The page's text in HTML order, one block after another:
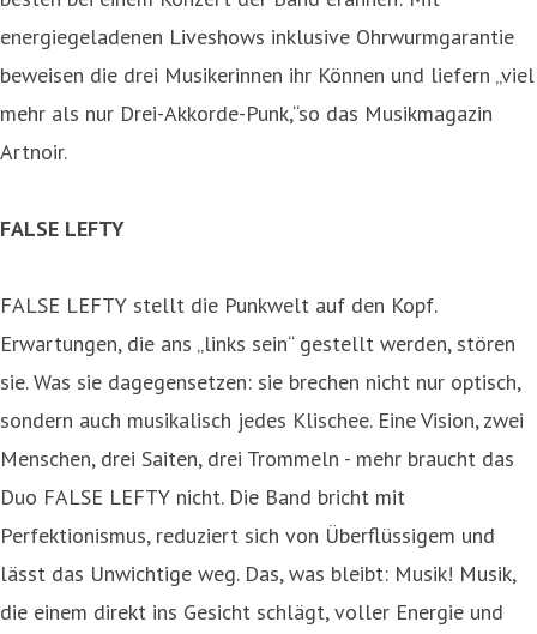
energiegeladenen Liveshows inklusive Ohrwurmgarantie
beweisen die drei Musikerinnen ihr Können und liefern „viel
mehr als nur Drei-Akkorde-Punk,“so das Musikmagazin
Artnoir.
FALSE LEFTY
FALSE LEFTY stellt die Punkwelt auf den Kopf.
Erwartungen, die ans „links sein“ gestellt werden, stören
sie. Was sie dagegensetzen: sie brechen nicht nur optisch,
sondern auch musikalisch jedes Klischee. Eine Vision, zwei
Menschen, drei Saiten, drei Trommeln - mehr braucht das
Duo FALSE LEFTY nicht. Die Band bricht mit
Perfektionismus, reduziert sich von Überflüssigem und
lässt das Unwichtige weg. Das, was bleibt: Musik! Musik,
die einem direkt ins Gesicht schlägt, voller Energie und